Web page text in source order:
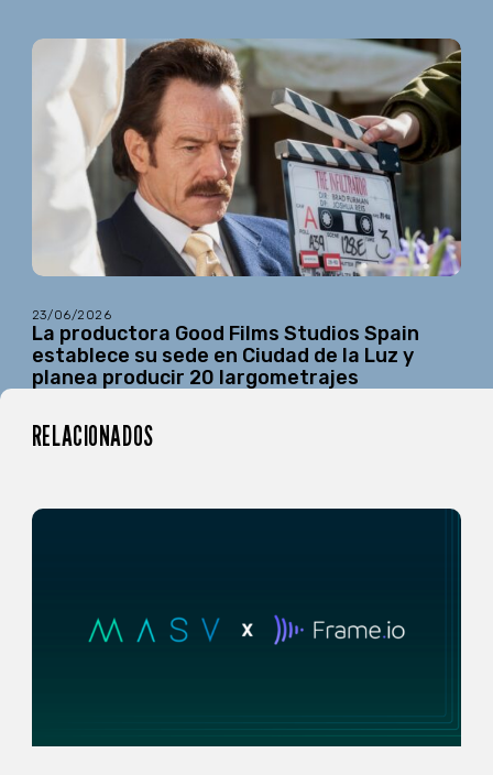
23/06/2026
La productora Good Films Studios Spain
establece su sede en Ciudad de la Luz y
planea producir 20 largometrajes
RELACIONADOS